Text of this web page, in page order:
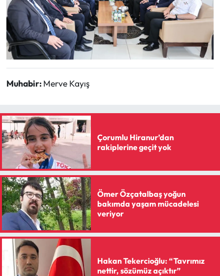
Muhabir: Merve Kayış
Çorumlu Hiranur’dan
rakiplerine geçit yok
Ömer Özçatalbaş yoğun
bakımda yaşam mücadelesi
veriyor
Hakan Tekercioğlu: “Tavrımız
nettir, sözümüz açıktır”
Siyaset
Spor
Sungurlu Haberleri
Uğurludağ Haberleri
Yaşam
Yayla Haber
Yemek Tarifleri
Yerel Haberler